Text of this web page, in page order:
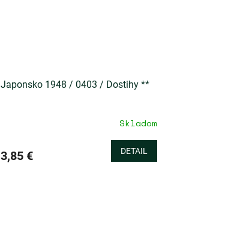
Japonsko 1948 / 0403 / Dostihy **
Skladom
3,85 € DETAIL